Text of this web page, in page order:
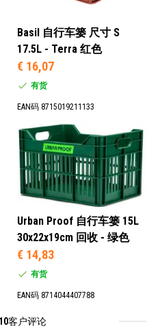
Basil 自行车篓 尺寸 S
17.5L - Terra 红色
€ 16,07
有货
EAN码 8715019211133
Urban Proof 自行车篓 15L
30x22x19cm 回收 - 绿色
€ 14,83
有货
EAN码 8714044407788
客户评论